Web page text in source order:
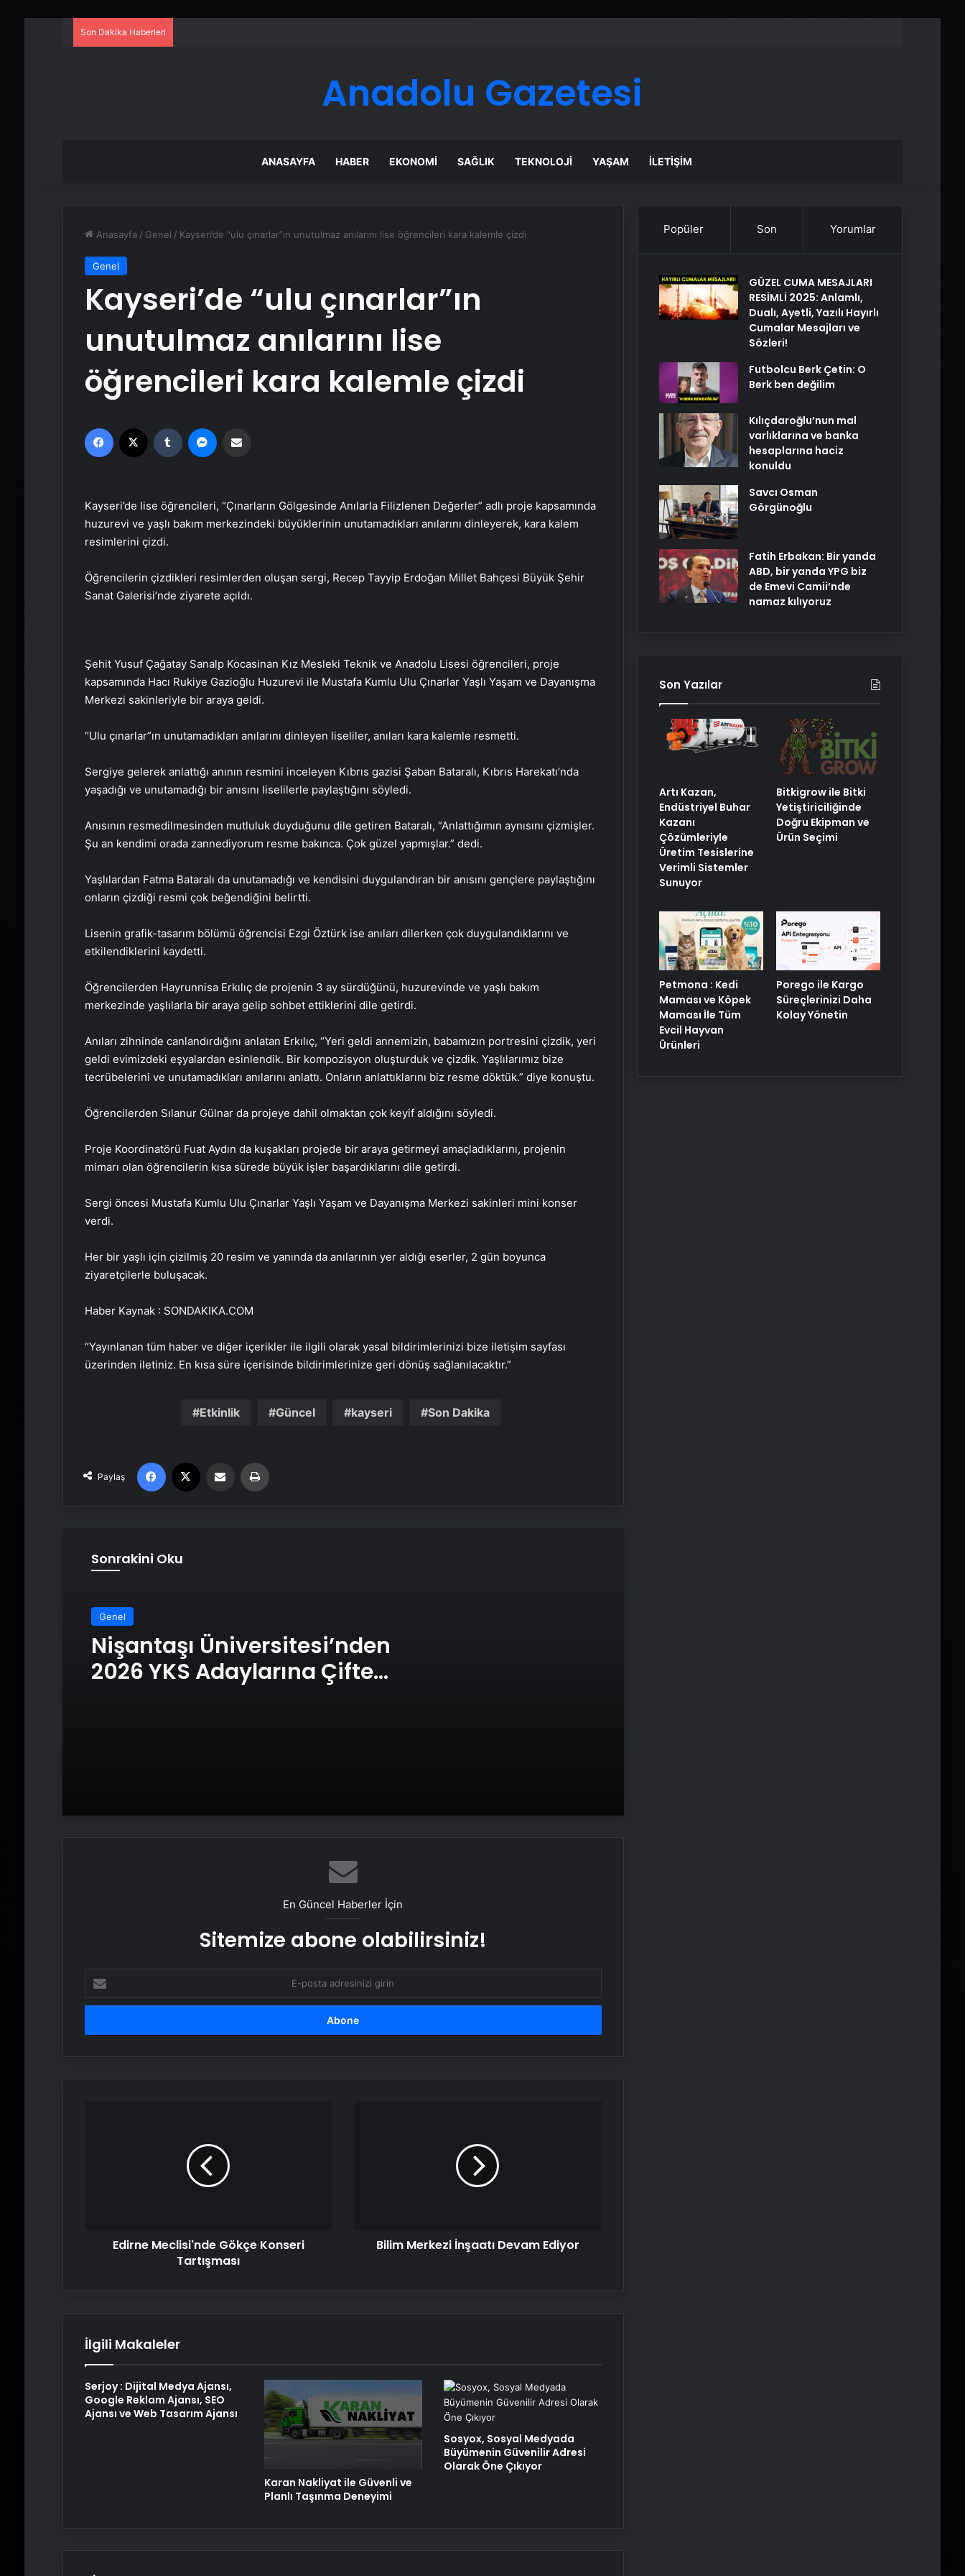
Son Dakika Haberleri
Anadolu Gazetesi
ANASAYFA HABER EKONOMI SAĞLIK TEKNOLOJI YAŞAM İLETIŞIM
Anasayfa / Genel / Kayseri’de “ulu çınarlar”ın unutulmaz anılarını lise öğrencileri kara kalemle çizdi
Genel
Kayseri’de “ulu çınarlar”ın
unutulmaz anılarını lise
öğrencileri kara kalemle çizdi
Facebook Tumblr
Kayseri’de lise öğrencileri, “Çınarların Gölgesinde Anılarla Filizlenen Değerler” adlı proje kapsamında
huzurevi ve yaşlı bakım merkezindeki büyüklerinin unutamadıkları anılarını dinleyerek, kara kalem
resimlerini çizdi.
Öğrencilerin çizdikleri resimlerden oluşan sergi, Recep Tayyip Erdoğan Millet Bahçesi Büyük Şehir
Sanat Galerisi’nde ziyarete açıldı.
Şehit Yusuf Çağatay Sanalp Kocasinan Kız Mesleki Teknik ve Anadolu Lisesi öğrencileri, proje
kapsamında Hacı Rukiye Gazioğlu Huzurevi ile Mustafa Kumlu Ulu Çınarlar Yaşlı Yaşam ve Dayanışma
Merkezi sakinleriyle bir araya geldi.
“Ulu çınarlar”ın unutamadıkları anılarını dinleyen liseliler, anıları kara kalemle resmetti.
Sergiye gelerek anlattığı anının resmini inceleyen Kıbrıs gazisi Şaban Bataralı, Kıbrıs Harekatı’nda
yaşadığı ve unutamadığı bir anısını liselilerle paylaştığını söyledi.
Anısının resmedilmesinden mutluluk duyduğunu dile getiren Bataralı, “Anlattığımın aynısını çizmişler.
Şu an kendimi orada zannediyorum resme bakınca. Çok güzel yapmışlar.” dedi.
Yaşlılardan Fatma Bataralı da unutamadığı ve kendisini duygulandıran bir anısını gençlere paylaştığını
onların çizdiği resmi çok beğendiğini belirtti.
Lisenin grafik-tasarım bölümü öğrencisi Ezgi Öztürk ise anıları dilerken çok duygulandıklarını ve
etkilendiklerini kaydetti.
Öğrencilerden Hayrunnisa Erkılıç de projenin 3 ay sürdüğünü, huzurevinde ve yaşlı bakım
merkezinde yaşlılarla bir araya gelip sohbet ettiklerini dile getirdi.
Anıları zihninde canlandırdığını anlatan Erkılıç, “Yeri geldi annemizin, babamızın portresini çizdik, yeri
geldi evimizdeki eşyalardan esinlendik. Bir kompozisyon oluşturduk ve çizdik. Yaşlılarımız bize
tecrübelerini ve unutamadıkları anılarını anlattı. Onların anlattıklarını biz resme döktük.” diye konuştu.
Öğrencilerden Sılanur Gülnar da projeye dahil olmaktan çok keyif aldığını söyledi.
Proje Koordinatörü Fuat Aydın da kuşakları projede bir araya getirmeyi amaçladıklarını, projenin
mimarı olan öğrencilerin kısa sürede büyük işler başardıklarını dile getirdi.
Sergi öncesi Mustafa Kumlu Ulu Çınarlar Yaşlı Yaşam ve Dayanışma Merkezi sakinleri mini konser
verdi.
Her bir yaşlı için çizilmiş 20 resim ve yanında da anılarının yer aldığı eserler, 2 gün boyunca
ziyaretçilerle buluşacak.
Haber Kaynak : SONDAKIKA.COM
“Yayınlanan tüm haber ve diğer içerikler ile ilgili olarak yasal bildirimlerinizi bize iletişim sayfası
üzerinden iletiniz. En kısa süre içerisinde bildirimlerinize geri dönüş sağlanılacaktır.”
Etkinlik Güncel kayseri Son Dakika
Paylaş
Facebook Email'den paylaş
Sonrakini Oku
Genel
Nişantaşı Üniversitesi’nden
2026 YKS Adaylarına Çifte
Ücret ve Kesintisiz Burs
İstanbul’da Eşya Depolama Rehberi
Ümraniye Çekmeköy Kadıköy
En Güncel Haberler İçin
Sitemize abone olabilirsiniz!
posta
adresinizi
Edirne Meclisi'nde Gökçe Konseri
Tartışması
Bilim Merkezi İnşaatı Devam Ediyor
İlgili Makaleler
Serjoy : Dijital Medya Ajansı,
Google Reklam Ajansı, SEO
Ajansı ve Web Tasarım Ajansı
Karan Nakliyat ile Güvenli ve
Planlı Taşınma Deneyimi
Sosyox, Sosyal Medyada
Büyümenin Güvenilir Adresi
Olarak Öne Çıkıyor
Popüler Son Yorumlar
GÜZEL CUMA MESAJLARI
RESİMLİ 2025: Anlamlı,
Dualı, Ayetli, Yazılı Hayırlı
Cumalar Mesajları ve
Sözleri!
Futbolcu Berk Çetin: O
Berk ben değilim
Kılıçdaroğlu’nun mal
varlıklarına ve banka
hesaplarına haciz
konuldu
Savcı Osman
Görgünoğlu
Fatih Erbakan: Bir yanda
ABD, bir yanda YPG biz
de Emevi Camii’nde
namaz kılıyoruz
Son Yazılar
Artı Kazan,
Endüstriyel Buhar
Kazanı
Çözümleriyle
Üretim Tesislerine
Verimli Sistemler
Sunuyor
Bitkigrow ile Bitki
Yetiştiriciliğinde
Doğru Ekipman ve
Ürün Seçimi
Petmona : Kedi
Maması ve Köpek
Maması İle Tüm
Evcil Hayvan
Ürünleri
Porego ile Kargo
Süreçlerinizi Daha
Kolay Yönetin